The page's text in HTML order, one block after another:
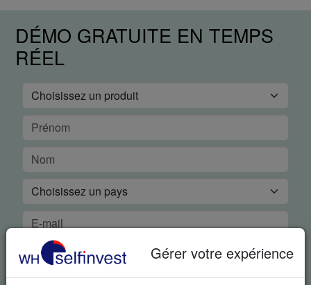
Gérer votre expérience
DÉMO GRATUITE EN TEMPS
RÉEL